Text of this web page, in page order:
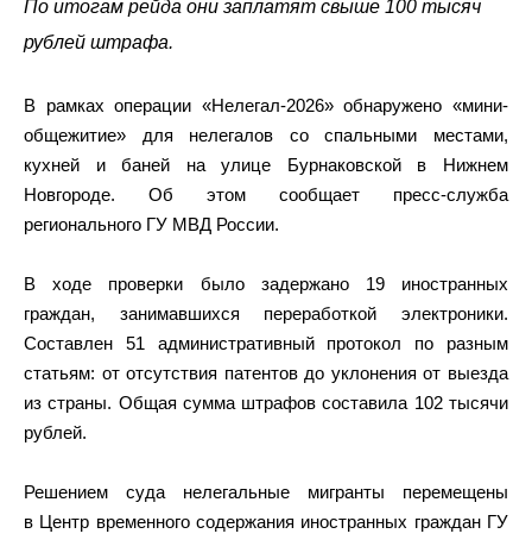
По итогам рейда они заплатят свыше 100 тысяч
рублей штрафа.
В рамках операции «Нелегал-2026» обнаружено «мини-
общежитие» для нелегалов со спальными местами,
кухней и баней на улице Бурнаковской в Нижнем
Новгороде. Об этом сообщает пресс-служба
регионального ГУ МВД России.
В ходе проверки было задержано 19 иностранных
граждан, занимавшихся переработкой электроники.
Составлен 51 административный протокол по разным
статьям: от отсутствия патентов до уклонения от выезда
из страны. Общая сумма штрафов составила 102 тысячи
рублей.
Решением суда нелегальные мигранты перемещены
в Центр временного содержания иностранных граждан ГУ